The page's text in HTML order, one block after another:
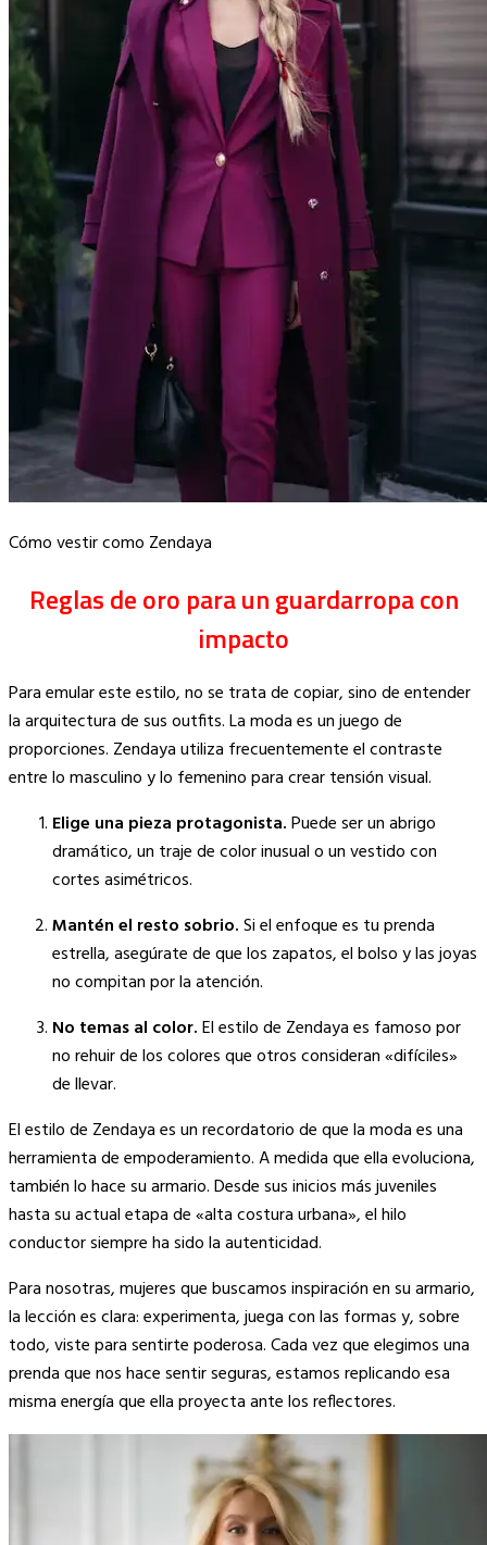
Cómo vestir como Zendaya
Reglas de oro para un guardarropa con
impacto
Para emular este estilo, no se trata de copiar, sino de entender
la arquitectura de sus outfits. La moda es un juego de
proporciones. Zendaya utiliza frecuentemente el contraste
entre lo masculino y lo femenino para crear tensión visual.
Elige una pieza protagonista.Puede ser un abrigo
dramático, un traje de color inusual o un vestido con
cortes asimétricos.
Mantén el resto sobrio.Si el enfoque es tu prenda
estrella, asegúrate de que los zapatos, el bolso y las joyas
no compitan por la atención.
No temas al color.El estilo de Zendaya es famoso por
no rehuir de los colores que otros consideran «difíciles»
de llevar.
El estilo de Zendaya es un recordatorio de que la moda es una
herramienta de empoderamiento. A medida que ella evoluciona,
también lo hace su armario. Desde sus inicios más juveniles
hasta su actual etapa de «alta costura urbana», el hilo
conductor siempre ha sido la autenticidad.
Para nosotras, mujeres que buscamos inspiración en su armario,
la lección es clara: experimenta, juega con las formas y, sobre
todo, viste para sentirte poderosa. Cada vez que elegimos una
prenda que nos hace sentir seguras, estamos replicando esa
misma energía que ella proyecta ante los reflectores.